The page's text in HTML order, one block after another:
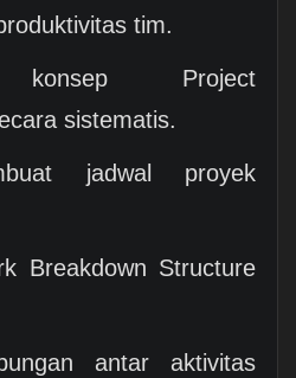
tim.
konsep Project
sistematis.
jadwal proyek
Breakdown Structure
antar aktivitas